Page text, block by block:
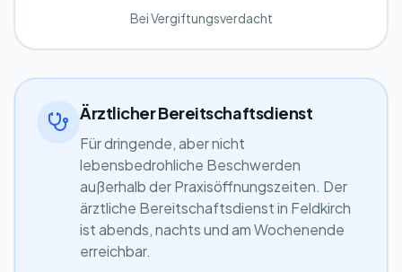
Bei Vergiftungsverdacht
Ärztlicher Bereitschaftsdienst
Für dringende, aber nicht
lebensbedrohliche Beschwerden
außerhalb der Praxisöffnungszeiten. Der
ärztliche Bereitschaftsdienst in Feldkirch
ist abends, nachts und am Wochenende
erreichbar.